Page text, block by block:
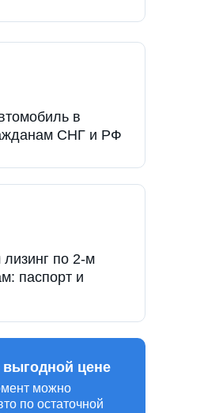
в
СНГ и РФ
по 2-м
паспорт и
можно
по остаточной
цене